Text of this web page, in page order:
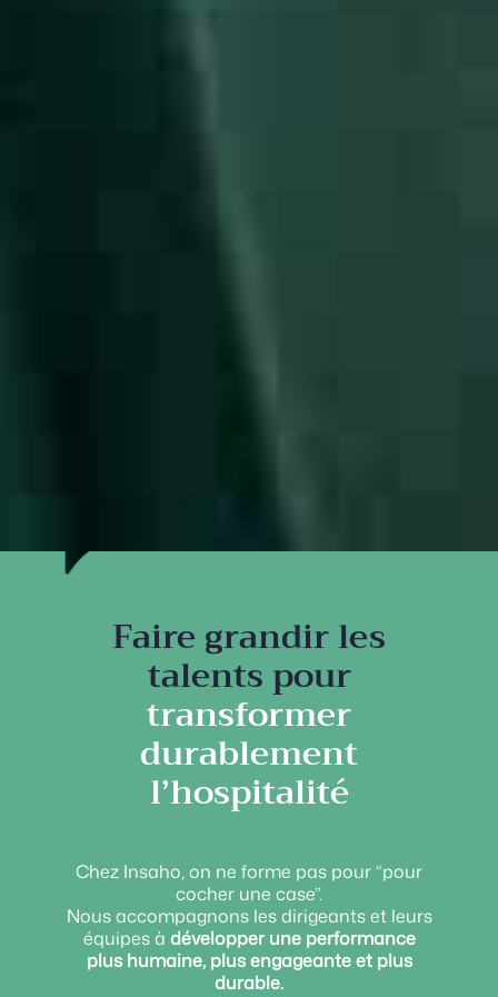
Faire grandir les
talents pour
transformer
durablement
l’hospitalité
Chez Insaho, on ne forme pas pour “pour
cocher une case”.
Nous accompagnons les dirigeants et leurs
équipes à développer une performance
plus humaine, plus engageante et plus
durable.